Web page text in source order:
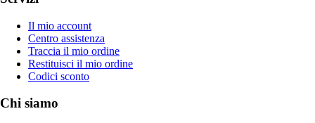
Il mio account
Centro assistenza
Traccia il mio ordine
Restituisci il mio ordine
Codici sconto
Chi siamo